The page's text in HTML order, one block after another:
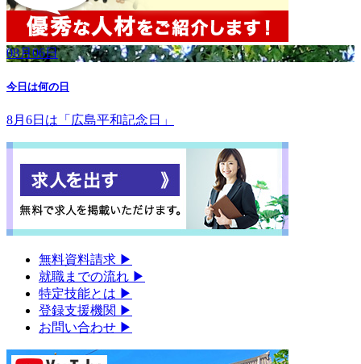
08月06日
今日は何の日
8月6日は「広島平和記念日」
無料資料請求 ▶︎
就職までの流れ ▶︎
特定技能とは ▶︎
登録支援機関 ▶︎
お問い合わせ ▶︎